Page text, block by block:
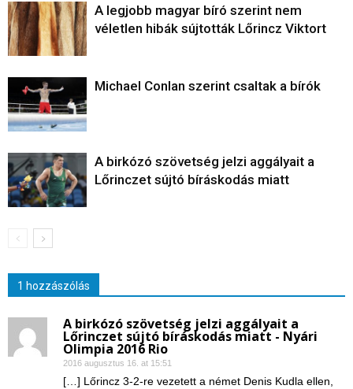
A legjobb magyar bíró szerint nem
véletlen hibák sújtották Lőrincz Viktort
Michael Conlan szerint csaltak a bírók
A birkózó szövetség jelzi aggályait a
Lőrinczet sújtó bíráskodás miatt
1 hozzászólás
A birkózó szövetség jelzi aggályait a
Lőrinczet sújtó bíráskodás miatt - Nyári
Olimpia 2016 Rio
2016 augusztus 16. at 15:51
[…] Lőrincz 3-2-re vezetett a német Denis Kudla ellen,